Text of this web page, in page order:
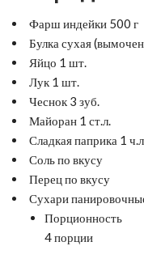
Фарш индейки 500 г
Булка сухая
Яйцо 1 шт.
Лук 1 шт.
Чеснок 3 зуб.
Майоран 1 ст.л.
Сладкая паприка 1
Соль по вкусу
Перец по вкусу
Сухари
Порционность
4 порции